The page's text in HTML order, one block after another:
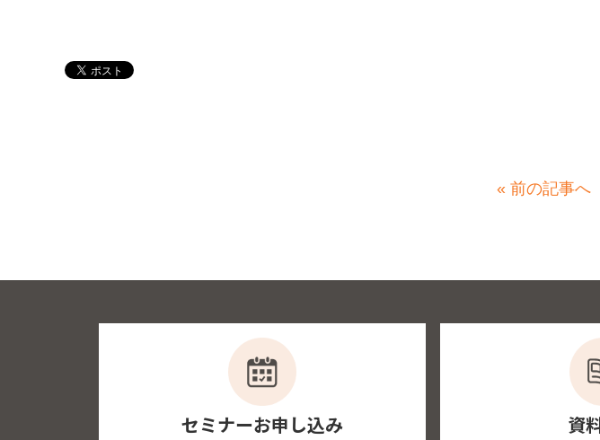
« 前の記事へ
セミナーお申し込み 資